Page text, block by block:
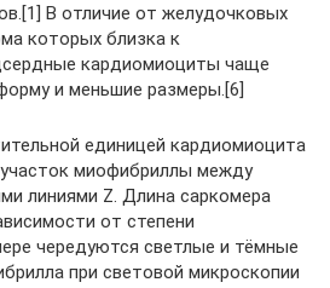
В отличие от желудочковых
которых близка к
кардиомиоциты чаще
и меньшие размеры.[6]
единицей кардиомиоцита
миофибриллы между
линиями Z. Длина саркомера
от степени
чередуются светлые и тёмные
при световой микроскопии